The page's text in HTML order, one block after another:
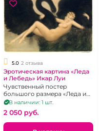
5.0 2 отзыва
Эротическая картина «Леда
и Лебедь» Икар Луи
Чувственный постер
большого размера «Леда и
Лебедь»
В наличии: 1 шт.
2 050 pуб.